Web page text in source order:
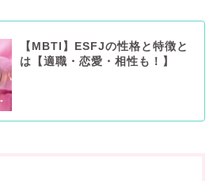
【MBTI】ESFJの性格と特徴と
は【適職・恋愛・相性も！】